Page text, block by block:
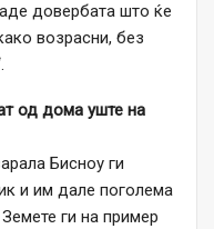
довербата што ќе
возрасни, без
од дома уште на
Бисноу ги
и им дале поголема
ги на пример